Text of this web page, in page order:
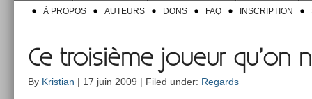
À PROPOS AUTEURS DONS FAQ INSCRIPTION
Ce troisième joueur qu’on
By Kristian | 17 juin 2009 | Filed under: Regards